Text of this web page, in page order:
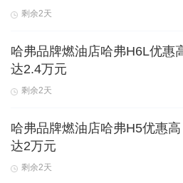
剩余2天
哈弗品牌燃油店哈弗H6L优惠
达2.4万元
剩余2天
哈弗品牌燃油店哈弗H5优惠高
达2万元
剩余2天